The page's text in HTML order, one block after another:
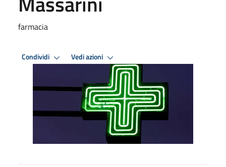
farmacia
Condividi Vedi azioni